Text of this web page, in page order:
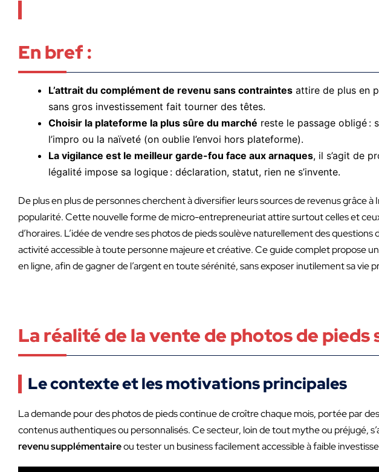
En bref :
L’attrait du complément de revenu sans contraintes attire de plus en
sans gros investissement fait tourner des têtes.
Choisir la plateforme la plus sûre du marché reste le passage obligé :
l’impro ou la naïveté (on oublie l’envoi hors plateforme).
La vigilance est le meilleur garde-fou face aux arnaques, il s’agit de
légalité impose sa logique : déclaration, statut, rien ne s’invente.
De plus en plus de personnes cherchent à diversifier leurs sources de revenus grâce à
popularité. Cette nouvelle forme de micro-entrepreneuriat attire surtout celles et
d’horaires. L’idée de vendre ses photos de pieds soulève naturellement des
activité accessible à toute personne majeure et créative. Ce guide complet propose
en ligne, afin de gagner de l’argent en toute sérénité, sans exposer inutilement sa vie
La réalité de la vente de photos de
Le contexte et les motivations principales
La demande pour des photos de pieds continue de croître chaque mois, portée par
contenus authentiques ou personnalisés. Ce secteur, loin de tout mythe ou préjugé,
revenu supplémentaireou tester un business facilement accessible à faible